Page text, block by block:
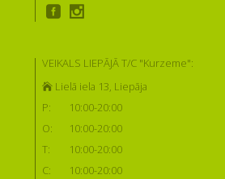
VEIKALS LIEPĀJĀ T/C "Kurzeme":
Lielā iela 13, Liepāja
P:
10:00-20:00
O:
10:00-20:00
T:
10:00-20:00
C:
10:00-20:00